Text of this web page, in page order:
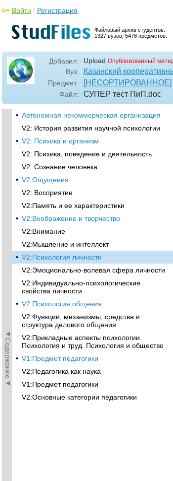
Файловый архив студентов.
1327 вузов, 5478 предметов.
Войти / Регистрация
Добавил: Upload Опубликованный
Вуз: Казанский
Предмет: [НЕСОРТИРОВАННОЕ]
Файл: СУПЕР тест ПиП .doc
◄Содержание◄
• Автономная некоммерческая организация
V2: История развития научной психологии
• V2: Психика и организм
V2: Психика, поведение и деятельность
V2: Сознание человека
• V2:Ощущения
V2: Восприятие
V2:Память и ее характеристики
• V2:Воображение и творчество
V2:Внимание
V2:Мышление и интеллект
• V2:Психология личности
V2:Эмоционально-волевая сфера личности
V2:Индивидуально-психологические
свойства личности
• V2:Психология общения
V2:Функции, механизмы, средства и
структура делового общения
V2:Прикладные аспекты психологии.
Психология и труд. Психология и общество
• V1:Предмет педагогики
V2:Педагогика как наука
V1:Предмет педагогики
V2:Основные категории педагогики